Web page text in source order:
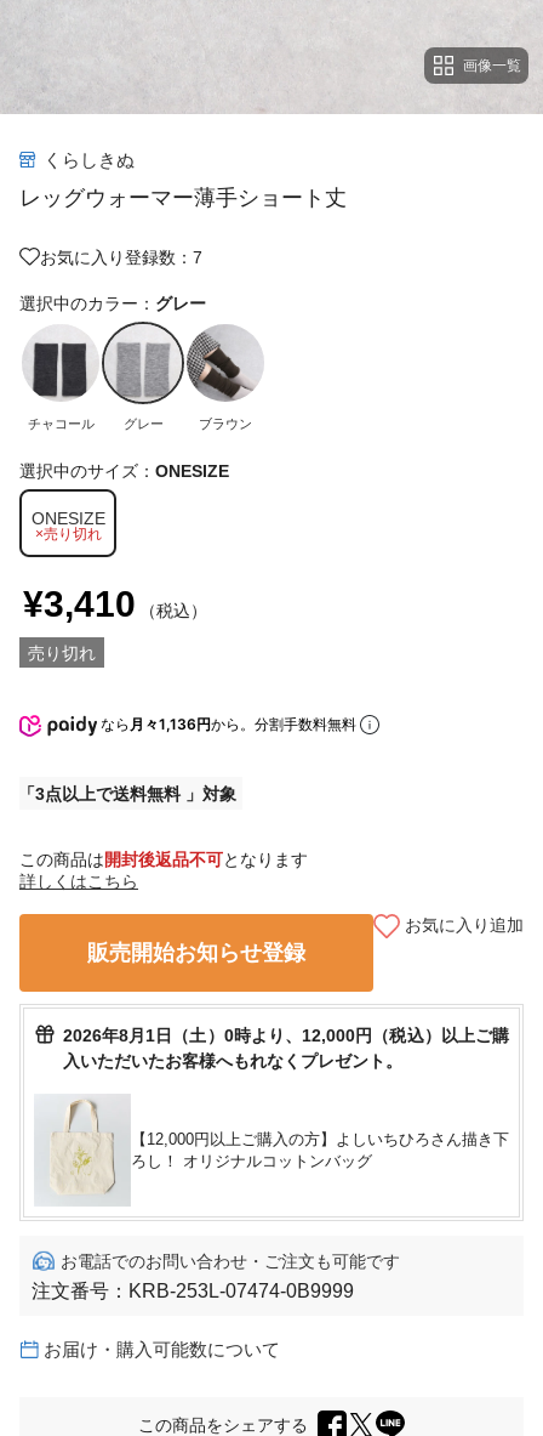
画像一覧
くらしきぬ
レッグウォーマー薄手ショート丈
お気に入り登録数：7
選択中のカラー： グレー
チャコール グレー ブラウン
選択中のサイズ： ONESIZE
ONESIZE
×売り切れ
¥3,410 （税込）
売り切れ
なら 月々1,136円から。分割手数料無料
3点以上で送料無料
この商品は開封後返品不可となります
詳しくはこちら
販売開始お知らせ登録
お気に入り追加
2026年8月1日（土）0時より、12,000円（税込）以上ご購
入いただいたお客様へもれなくプレゼント。
【12,000円以上ご購入の方】よしいちひろさん描き下
ろし！ オリジナルコットンバッグ
お電話でのお問い合わせ・ご注文も可能です
注文番号： KRB-253L-07474-0B9999
お届け・購入可能数について
この商品をシェアする